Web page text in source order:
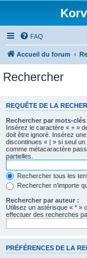
FAQ
Accueil du forum
Rechercher
REQUÊTE DE LA
Rechercher par mots-clés
Insérez le caractère « + »
doit être ignoré. Insérez
discontinues « | » si seul
comme métacaractère
partielles.
Rechercher tous les
Rechercher n’importe
Rechercher par auteur :
Utilisez un astérisque « * »
effectuer des recherches
PRÉFÉRENCES DE LA